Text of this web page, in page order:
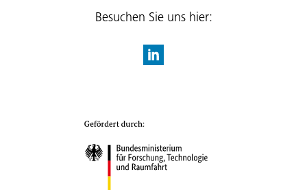
Besuchen Sie uns hier: